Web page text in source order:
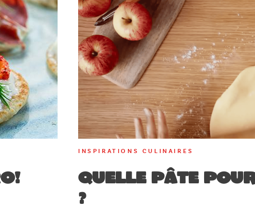
INSPIRATIONS CULINAIRES
Quelle pâte
?